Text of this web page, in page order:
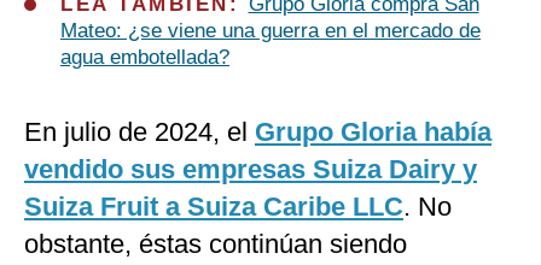
Mateo: ¿se viene una guerra en el mercado de
agua embotellada?
En julio de 2024, el Grupo Gloria había
vendido sus empresas Suiza Dairy y
Suiza Fruit a Suiza Caribe LLC. No
obstante, éstas continúan siendo